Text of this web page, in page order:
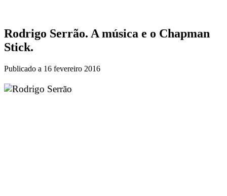
Rodrigo Serrão. A música e o Chapman
Stick.
Publicado a 16 fevereiro 2016